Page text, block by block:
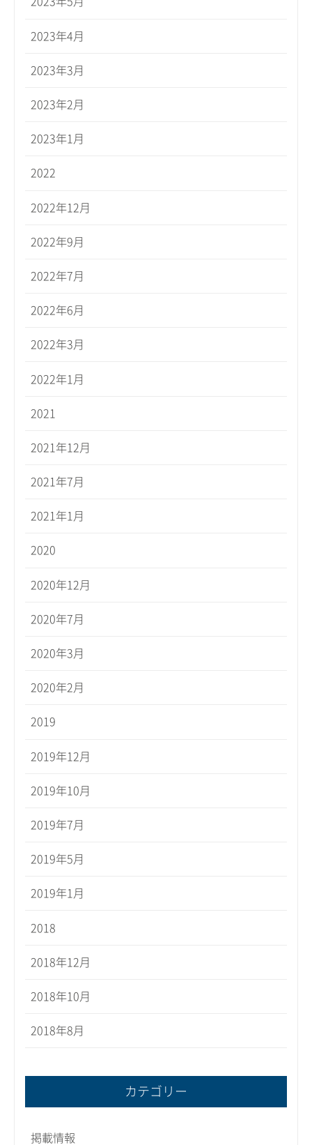
2023年4月
2023年3月
2023年2月
2023年1月
2022
2022年12月
2022年9月
2022年7月
2022年6月
2022年3月
2022年1月
2021
2021年12月
2021年7月
2021年1月
2020
2020年12月
2020年7月
2020年3月
2020年2月
2019
2019年12月
2019年10月
2019年7月
2019年5月
2019年1月
2018
2018年12月
2018年10月
2018年8月
カテゴリー
掲載情報